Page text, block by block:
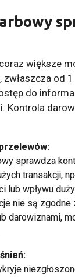
większe
od
do
Kontrola
sprawdza
transakcji,
lub wpływu
nie są zgodne
darowiznami,